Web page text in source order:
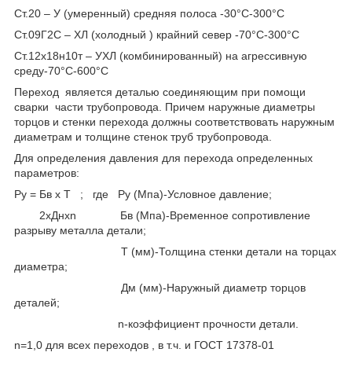
Ст.20 – У (умеренный) средняя полоса -30°С-300°С
Ст.09Г2С – ХЛ (холодный ) крайний север -70°С-300°С
Ст.12x18н10т – УХЛ (комбинированный) на агрессивную
среду-70°С-600°С
Переход является деталью соединяющим при помощи
сварки части трубопровода. Причем наружные диаметры
торцов и стенки перехода должны соответствовать наружным
диаметрам и толщине стенок труб трубопровода.
Для определения давления для перехода определенных
параметров:
Ру = Бв x Т ; где Ру (Мпа)-Условное давление;
2xДнxn Бв (Мпа)-Временное сопротивление
разрыву металла детали;
Т (мм)-Толщина стенки детали на торцах
диаметра;
Дм (мм)-Наружный диаметр торцов
деталей;
n-коэффициент прочности детали.
n=1,0 для всех переходов , в т.ч. и ГОСТ 17378-01